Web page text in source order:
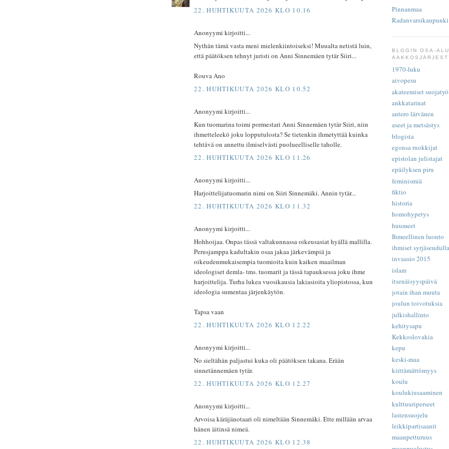
22. HUHTIKUUTA 2026 KLO 10.16
Anonyymi kirjoitti...
Nythän tämä vasta meni mielenkiintoiseksi! Muualta netistä luin,
että päätöksen tehnyt juristi on Anni Sinnemäen tytär Siiri...
Rouva Ano
22. HUHTIKUUTA 2026 KLO 10.52
Anonyymi kirjoitti...
Kun tuomarina toimi pormestari Anni Sinnemäen tytär Siiri, niin
ihmetteleekö joku lopputulosta? Se tietenkin ihmetyttää kuinka
tehtävä on annettu ilmiselvästi puolueelliselle taholle.
22. HUHTIKUUTA 2026 KLO 11.26
Anonyymi kirjoitti...
Harjoittelijatuomarin nimi on Siiri Sinnemäki. Annin tytär...
22. HUHTIKUUTA 2026 KLO 11.32
Anonyymi kirjoitti...
Hohhoijaa. Onpas tässä valtakunnassa oikeusasiat hyällä mallilla.
Perusjamppa kadultakin osaa jakaa järkevämpiä ja
oikeudenmukaisempia tuomioita kuin kaiken maailman
ideologiset demla- tms. tuomarit ja tässä tapauksessa joku ihme
harjoittelija. Turha lukea vuosikausia lakiasioita yliopistossa, kun
ideologia sumentaa järjenkäytön.
Tapsa vaan
22. HUHTIKUUTA 2026 KLO 12.22
Anonyymi kirjoitti...
No sieltähän paljastui kuka oli päätöksen takana. Erään
sinnetännemäen tytär.
22. HUHTIKUUTA 2026 KLO 12.27
Anonyymi kirjoitti...
Arvoisa käräjänotaari oli nimeltään Sinnemäki. Ette millään arvaa
hänen äitinsä nimeä.
22. HUHTIKUUTA 2026 KLO 12.38
Pinnanmaa
Radanvarsikaupunki
BLOGIN OSA-
1970-luku
aivopesu
akateemiset
ankkatarinat
antero lärvänen
aseet ja metsästys
blogista
egonsa ruokkijat
epistolan julistajat
epäilyksen piru
feminismiä
fiktio
historia
homohypetys
huumeet
Ihmeellinen luonto
ihmiset syrjäseudulla
invaasio 2015
islam
itsenäisyyspäivä
jotain ihan muuta
joulun toivotuksia
julkishallinto
kehitysapu
Kekkoslovakia
kepu
keski-maa
kiittämättömyys
koulu
koulukiusaaminen
kulttuuriperseet
lastensuojelu
leikkipartisaanit
maanpetturuus